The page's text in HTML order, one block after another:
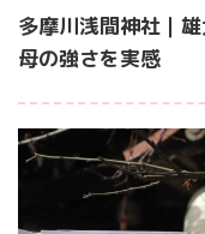
多摩川浅間神社｜
母の強さを実感